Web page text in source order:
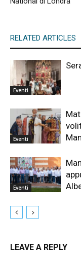
RELATED ARTICLES
Eventi
Eventi
Eventi
LEAVE A REPLY